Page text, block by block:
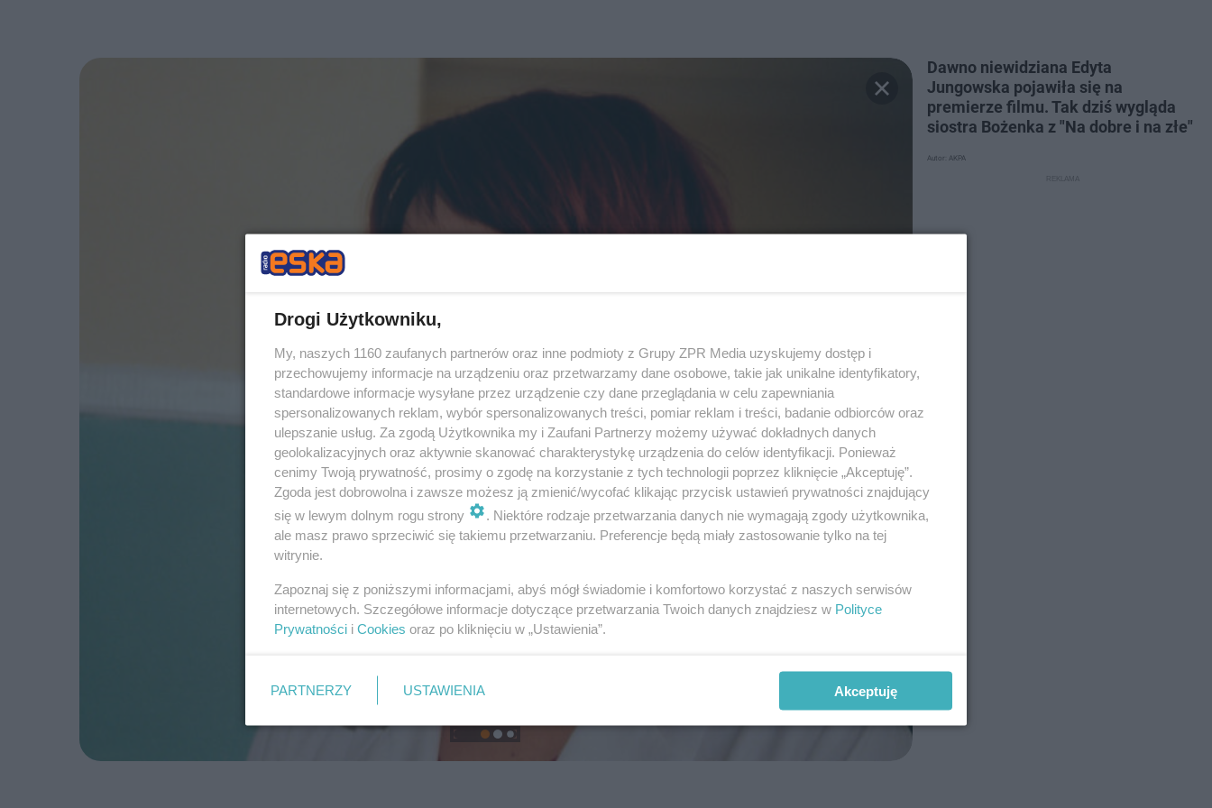
Dawno niewidziana Edyta
Jungowska pojawiła się na
premierze filmu. Tak dziś wygląda
siostra Bożenka z "Na dobre i na złe"
Autor: AKPA
Drogi Użytkowniku,
My, naszych 1160 zaufanych partnerów oraz inne podmioty z Grupy ZPR Media uzyskujemy dostęp i
przechowujemy informacje na urządzeniu oraz przetwarzamy dane osobowe, takie jak unikalne identyfikatory,
standardowe informacje wysyłane przez urządzenie czy dane przeglądania w celu zapewniania
spersonalizowanych reklam, wybór spersonalizowanych treści, pomiar reklam i treści, badanie odbiorców oraz
ulepszanie usług. Za zgodą Użytkownika my i Zaufani Partnerzy możemy używać dokładnych danych
geolokalizacyjnych oraz aktywnie skanować charakterystykę urządzenia do celów identyfikacji. Ponieważ
cenimy Twoją prywatność, prosimy o zgodę na korzystanie z tych technologii poprzez kliknięcie „Akceptuję”.
Zgoda jest dobrowolna i zawsze możesz ją zmienić/wycofać klikając przycisk ustawień prywatności znajdujący
się w lewym dolnym rogu strony
. Niektóre rodzaje przetwarzania danych nie wymagają zgody użytkownika,
ale masz prawo sprzeciwić się takiemu przetwarzaniu. Preferencje będą miały zastosowanie tylko na tej
witrynie.
Zapoznaj się z poniższymi informacjami, abyś mógł świadomie i komfortowo korzystać z naszych serwisów
internetowych. Szczegółowe informacje dotyczące przetwarzania Twoich danych znajdziesz w Polityce
Prywatności i Cookies oraz po kliknięciu w „Ustawienia”.
PARTNERZY USTAWIENIA Akceptuję